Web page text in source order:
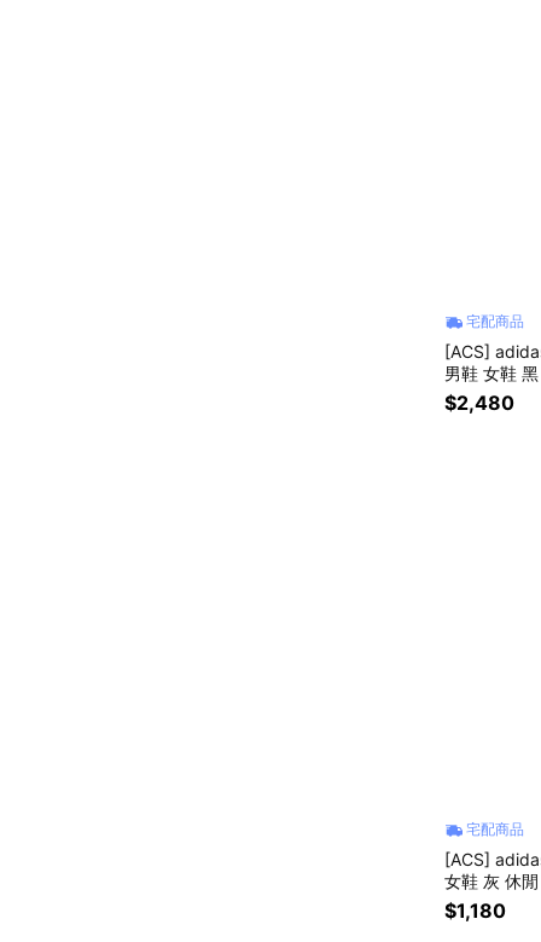
宅配商品
[ACS]
男鞋 女鞋
$2,480
宅配商品
[ACS]
女鞋 灰 休
$1,180